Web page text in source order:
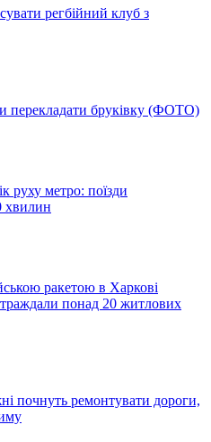
регбійний клуб з
перекладати бруківку (ФОТО)
руху метро: поїзди
хвилин
ракетою в Харкові
понад 20 житлових
почнуть ремонтувати дороги,